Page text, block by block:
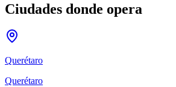
Ciudades donde opera
Querétaro
Querétaro